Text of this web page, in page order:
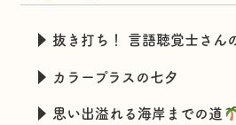
抜き打ち！ 言語聴覚士さんのカ
カラープラスの七夕
思い出溢れる海岸までの道